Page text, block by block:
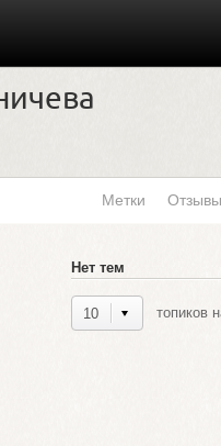
Метки
Нет тем
10 топиков